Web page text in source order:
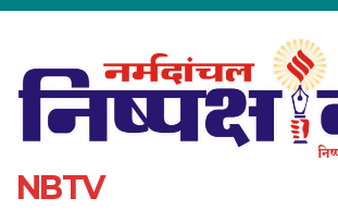
NBTV